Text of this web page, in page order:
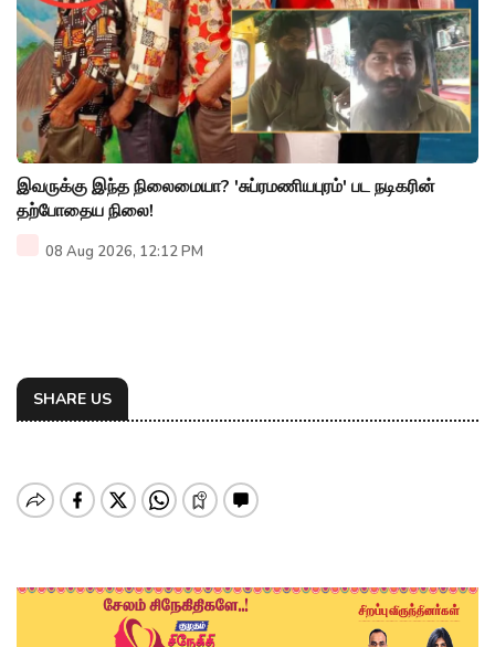
இவருக்கு இந்த நிலைமையா? 'சுப்ரமணியபுரம்' பட நடிகரின்
தற்போதைய நிலை!
08 Aug 2026, 12:12 PM
SHARE US